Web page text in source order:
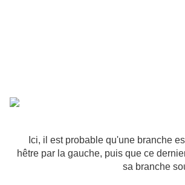
Ici, il est probable qu'une branche
hêtre par la gauche, puis que ce
sa branche